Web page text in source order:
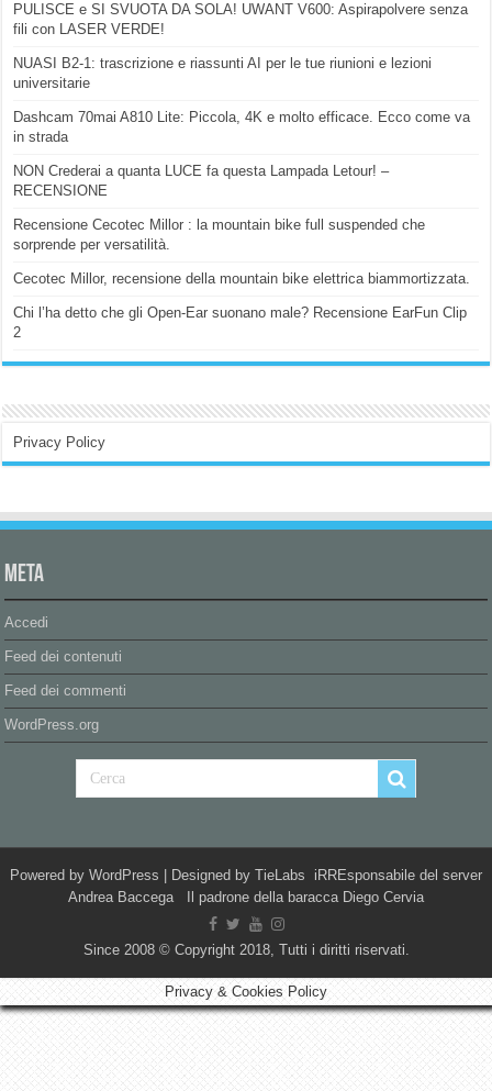
PULISCE e SI SVUOTA DA SOLA! UWANT V600: Aspirapolvere senza
fili con LASER VERDE!
NUASI B2-1: trascrizione e riassunti AI per le tue riunioni e lezioni
universitarie
Dashcam 70mai A810 Lite: Piccola, 4K e molto efficace. Ecco come va
in strada
NON Crederai a quanta LUCE fa questa Lampada Letour! –
RECENSIONE
Recensione Cecotec Millor : la mountain bike full suspended che
sorprende per versatilità.
Cecotec Millor, recensione della mountain bike elettrica biammortizzata.
Chi l’ha detto che gli Open-Ear suonano male? Recensione EarFun Clip
2
Privacy Policy
Meta
Accedi
Feed dei contenuti
Feed dei commenti
WordPress.org
Powered by WordPress | Designed by TieLabs iRREsponsabile del server
Andrea Baccega Il padrone della baracca Diego Cervia
Since 2008 © Copyright 2018, Tutti i diritti riservati.
Privacy & Cookies Policy